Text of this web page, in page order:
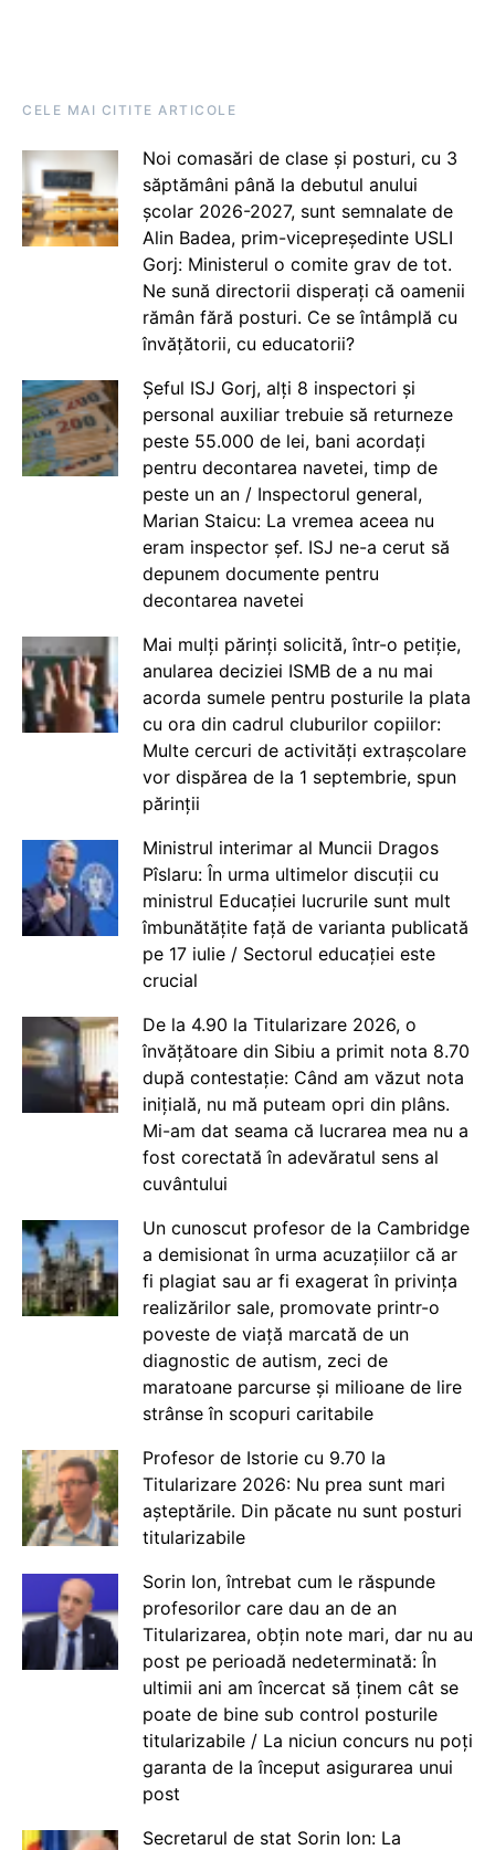
CELE MAI CITITE ARTICOLE
Noi comasări de clase și posturi, cu 3
săptămâni până la debutul anului
școlar 2026-2027, sunt semnalate de
Alin Badea, prim-vicepreședinte USLI
Gorj: Ministerul o comite grav de tot.
Ne sună directorii disperați că oamenii
rămân fără posturi. Ce se întâmplă cu
învățătorii, cu educatorii?
Șeful ISJ Gorj, alți 8 inspectori și
personal auxiliar trebuie să returneze
peste 55.000 de lei, bani acordați
pentru decontarea navetei, timp de
peste un an / Inspectorul general,
Marian Staicu: La vremea aceea nu
eram inspector șef. ISJ ne-a cerut să
depunem documente pentru
decontarea navetei
Mai mulți părinți solicită, într-o petiție,
anularea deciziei ISMB de a nu mai
acorda sumele pentru posturile la plata
cu ora din cadrul cluburilor copiilor:
Multe cercuri de activități extrașcolare
vor dispărea de la 1 septembrie, spun
părinții
Ministrul interimar al Muncii Dragos
Pîslaru: În urma ultimelor discuții cu
ministrul Educației lucrurile sunt mult
îmbunătățite față de varianta publicată
pe 17 iulie / Sectorul educației este
crucial
De la 4.90 la Titularizare 2026, o
învățătoare din Sibiu a primit nota 8.70
după contestație: Când am văzut nota
inițială, nu mă puteam opri din plâns.
Mi-am dat seama că lucrarea mea nu a
fost corectată în adevăratul sens al
cuvântului
Un cunoscut profesor de la Cambridge
a demisionat în urma acuzațiilor că ar
fi plagiat sau ar fi exagerat în privința
realizărilor sale, promovate printr-o
poveste de viață marcată de un
diagnostic de autism, zeci de
maratoane parcurse și milioane de lire
strânse în scopuri caritabile
Profesor de Istorie cu 9.70 la
Titularizare 2026: Nu prea sunt mari
așteptările. Din păcate nu sunt posturi
titularizabile
Sorin Ion, întrebat cum le răspunde
profesorilor care dau an de an
Titularizarea, obțin note mari, dar nu au
post pe perioadă nedeterminată: În
ultimii ani am încercat să ținem cât se
poate de bine sub control posturile
titularizabile / La niciun concurs nu poți
garanta de la început asigurarea unui
post
Secretarul de stat Sorin Ion: La